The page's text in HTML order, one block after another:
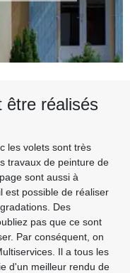
être réalisés
les volets sont très
travaux de peinture de
sont aussi à
est possible de réaliser
Des
pas que ce sont
Par conséquent, on
Il a tous les
d'un meilleur rendu de